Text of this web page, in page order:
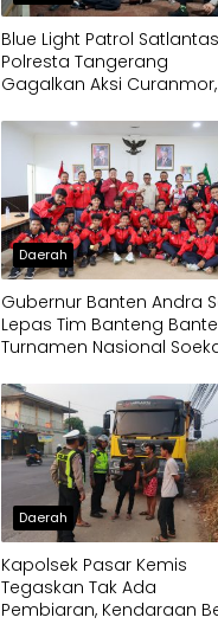
Blue Light Patrol Satlantas
Polresta Tangerang
Gagalkan Aksi Curanmor,
Daerah
Gubernur Banten Andra
Lepas Tim Banteng
Turnamen Nasional
Daerah
Kapolsek Pasar Kemis
Tegaskan Tak Ada
Pembiaran, Kendaraan